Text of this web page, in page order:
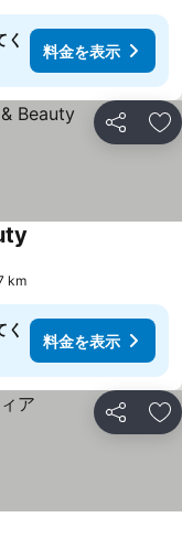
く
料金を表示
シェア お
km
く
料金を表示
シェア お